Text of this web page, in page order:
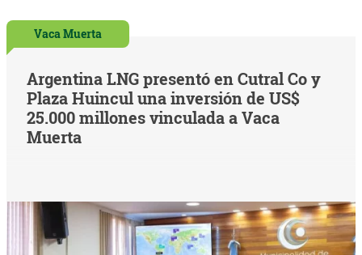
Vaca Muerta
Argentina LNG presentó en Cutral Co y
Plaza Huincul una inversión de US$
25.000 millones vinculada a Vaca
Muerta